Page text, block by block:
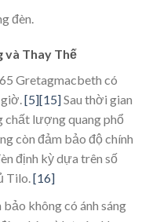
đèn.
và Thay Thế
Gretagmacbeth có
[5][15]Sau thời gian
chất lượng quang phổ
còn đảm bảo độ chính
định kỳ dựa trên số
Tilo.[16]
không có ánh sáng